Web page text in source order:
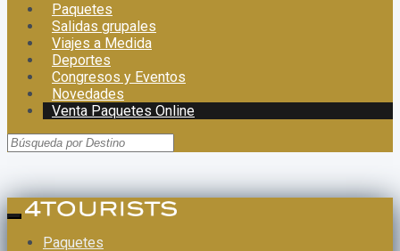
Paquetes
Salidas grupales
Viajes a Medida
Deportes
Congresos y Eventos
Novedades
Venta Paquetes Online
Paquetes